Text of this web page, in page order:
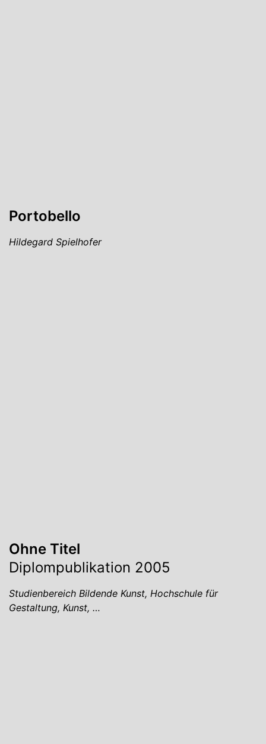
Portobello
Hildegard Spielhofer
Ohne Titel
Diplompublikation 2005
Studienbereich Bildende Kunst, Hochschule für
Gestaltung, Kunst, …